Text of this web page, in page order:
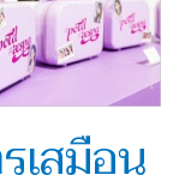
เสมือน